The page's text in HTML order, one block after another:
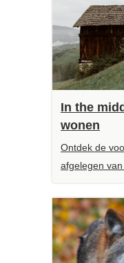
In the
wonen
Ontdek de
afgelegen